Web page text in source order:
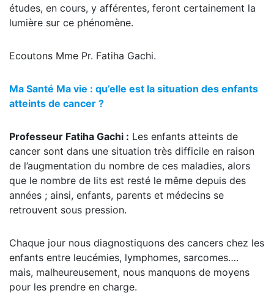
études, en cours, y afférentes, feront certainement la
lumière sur ce phénomène.
Ecoutons Mme Pr. Fatiha Gachi.
Ma Santé Ma vie : qu’elle est la situation des enfants
atteints de cancer ?
Professeur Fatiha Gachi : Les enfants atteints de
cancer sont dans une situation très difficile en raison
de l’augmentation du nombre de ces maladies, alors
que le nombre de lits est resté le même depuis des
années ; ainsi, enfants, parents et médecins se
retrouvent sous pression.
Chaque jour nous diagnostiquons des cancers chez les
enfants entre leucémies, lymphomes, sarcomes….
mais, malheureusement, nous manquons de moyens
pour les prendre en charge.